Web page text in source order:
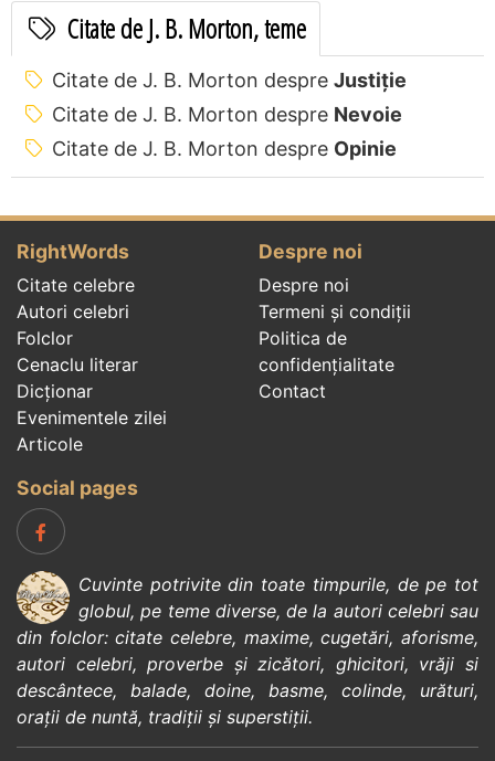
Citate de J. B. Morton, teme
Citate de J. B. Morton despre Justiție
Citate de J. B. Morton despre Nevoie
Citate de J. B. Morton despre Opinie
RightWords
Citate celebre
Autori celebri
Folclor
Cenaclu literar
Dicționar
Evenimentele zilei
Articole
Despre noi
Despre noi
Termeni și condiții
Politica de
confidenţialitate
Contact
Social pages
Cuvinte potrivite din toate timpurile, de pe tot
globul, pe teme diverse, de la autori celebrisau
din folclor:citate celebre, maxime,cugetări,aforisme,
autori celebri,proverbe și zicători, ghicitori, vrăji si
descântece, balade, doine, basme, colinde, urături,
orații de nuntă, tradiții și superstiții.